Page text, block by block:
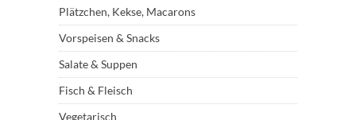
Plätzchen, Kekse, Macarons
Vorspeisen & Snacks
Salate & Suppen
Fisch & Fleisch
Vegetarisch